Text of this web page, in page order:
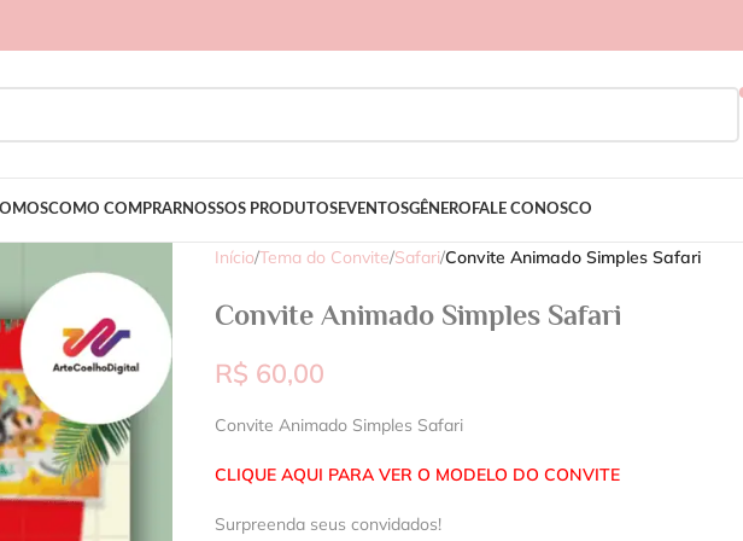
COMO COMPRARNOSSOS PRODUTOSEVENTOSGÊNERO FALE CONOSCO
Início/Tema do Convite/Safari/Convite Animado Simples Safari
Convite Animado Simples Safari
R$ 60,00
Convite Animado Simples Safari
CLIQUE AQUI PARA VER O MODELO DO CONVITE
Surpreenda seus convidados!